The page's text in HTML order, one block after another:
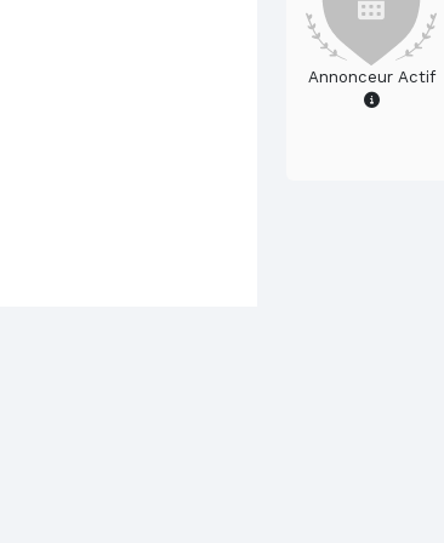
Annonceur Actif